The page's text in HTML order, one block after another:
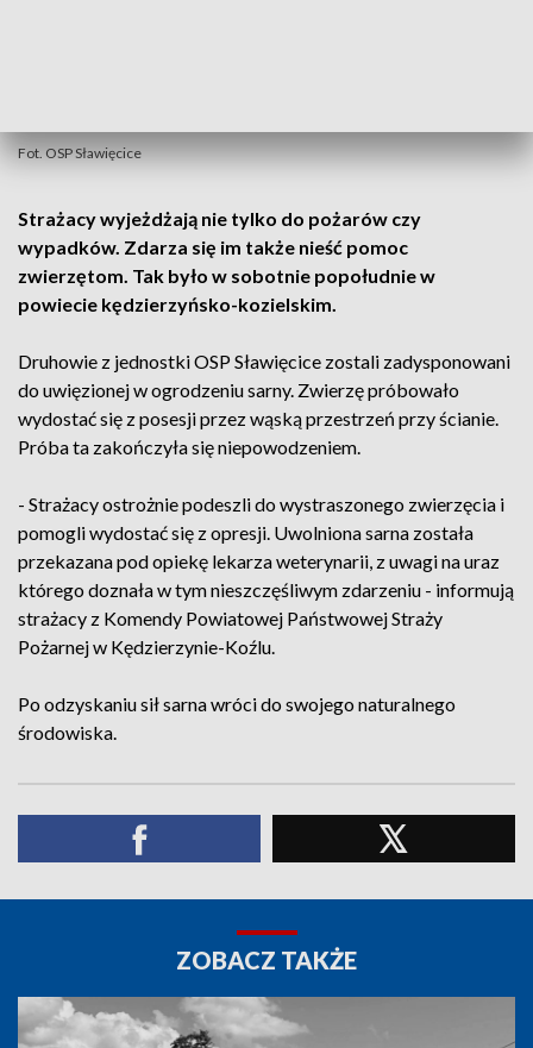
Fot. OSP Sławięcice
Strażacy wyjeżdżają nie tylko do pożarów czy
wypadków. Zdarza się im także nieść pomoc
zwierzętom. Tak było w sobotnie popołudnie w
powiecie kędzierzyńsko-kozielskim.
Druhowie z jednostki OSP Sławięcice zostali zadysponowani
do uwięzionej w ogrodzeniu sarny. Zwierzę próbowało
wydostać się z posesji przez wąską przestrzeń przy ścianie.
Próba ta zakończyła się niepowodzeniem.
- Strażacy ostrożnie podeszli do wystraszonego zwierzęcia i
pomogli wydostać się z opresji. Uwolniona sarna została
przekazana pod opiekę lekarza weterynarii, z uwagi na uraz
którego doznała w tym nieszczęśliwym zdarzeniu - informują
strażacy z Komendy Powiatowej Państwowej Straży
Pożarnej w Kędzierzynie-Koźlu.
Po odzyskaniu sił sarna wróci do swojego naturalnego
środowiska.
ZOBACZ TAKŻE